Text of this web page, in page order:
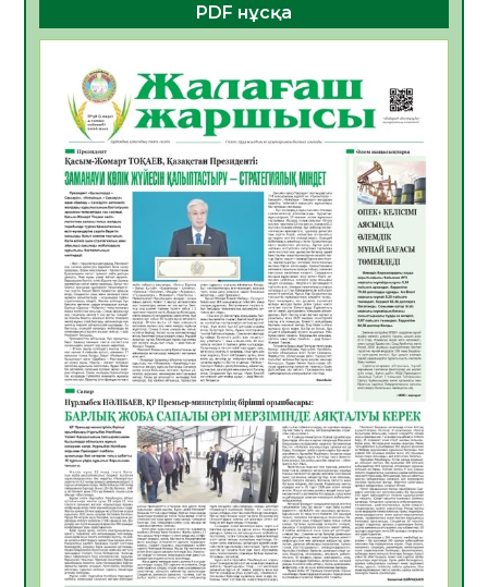
ҚҰРЫЛТАЙ САЙЛАУЫ – БОЛАШАҚҚА
БАСТАР ЖАУАПТЫ ТАҢДАУ
06.08.2026
Инфекциялық ауруларға қарсы иммундау
жұмыстарының тиімділігі
06.08.2026
47
Көкжөтел ауруы туралы
06.08.2026
43
АПВ вакцинасы туралы мәлімет
06.08.2026
42
Open Air: Қызылорда облысы полиция
департаменті 20 мыңнан астам
көрерменнің қауіпсіздігін қамтамасыз етті
06.08.2026
56
ҚЫЗЫЛОРДАДА «САНАЛЫ ҰРПАҚ –
ЖАРҚЫН БОЛАШАҚ» АТТЫ КЕҢЕЙТІЛГЕН
МӘЖІЛІС ӨТТІ
05.08.2026
56
Қазақстан Орталық Азиядағы көшуге ең
PDF нұсқа